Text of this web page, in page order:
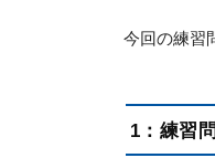
今回の練習
1：練習